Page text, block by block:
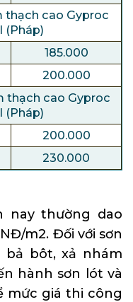
thạch cao Gyproc
(Pháp)
185.000
200.000
thạch cao Gyproc
(Pháp)
200.000
230.000
nay thường dao
m2. Đối với sơn
bả bôt, xả nhám
hành sơn lót và
mức giá thi công